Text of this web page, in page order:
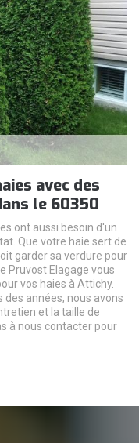
avec des
le 60350
ont aussi besoin d'un
Que votre haie sert de
garder sa verdure pour
Pruvost Elagage vous
vos haies à Attichy.
des années, nous avons
et la taille de
à nous contacter pour